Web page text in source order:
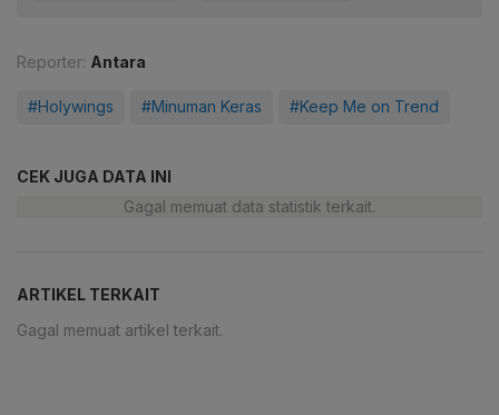
Reporter: Antara
#Holywings #Minuman Keras #Keep Me on Trend
CEK JUGA DATA INI
Gagal memuat data statistik terkait.
ARTIKEL TERKAIT
Gagal memuat artikel terkait.